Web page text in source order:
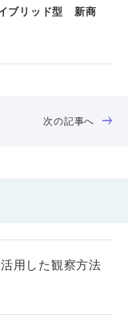
ブリッド型 新商
次の記事へ
用した観察方法